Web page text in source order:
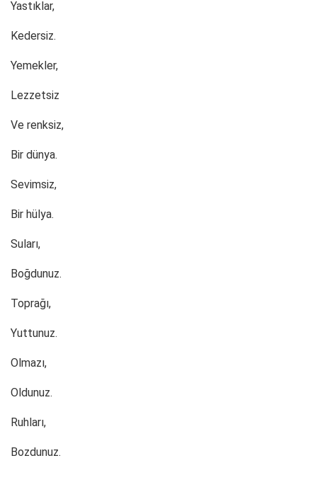
Yastıklar,
Kedersiz.
Yemekler,
Lezzetsiz
Ve renksiz,
Bir dünya.
Sevimsiz,
Bir hülya.
Suları,
Boğdunuz.
Toprağı,
Yuttunuz.
Olmazı,
Oldunuz.
Ruhları,
Bozdunuz.